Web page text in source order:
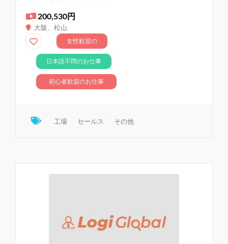
200,530円
大阪、松山
女性歓迎の
お仕事
日本語不問のお仕事
初心者歓迎のお仕事
工場 セールス その他